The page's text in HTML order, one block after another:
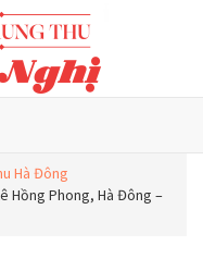
Hà Đông
Hồng Phong, Hà Đông –